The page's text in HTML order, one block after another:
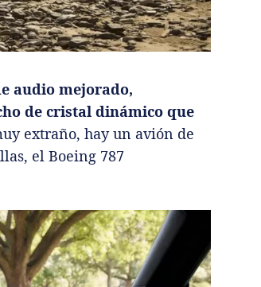
audio mejorado,
de cristal dinámico que
extraño, hay un avión de
el Boeing 787